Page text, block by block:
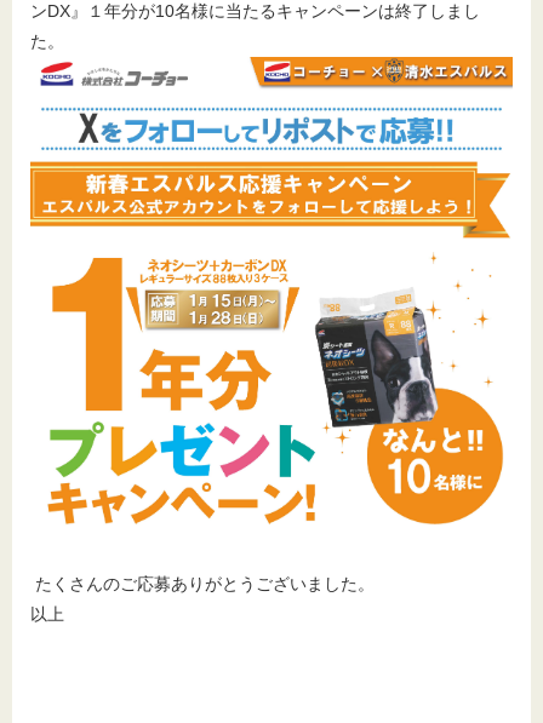
ンDX』１年分が10名様に当たるキャンペーンは終了しまし
た。
たくさんのご応募ありがとうございました。
以上